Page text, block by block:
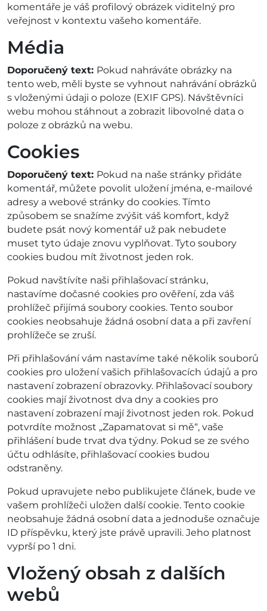
komentáře je váš profilový obrázek viditelný pro
veřejnost v kontextu vašeho komentáře.
Média
Doporučený text: Pokud nahráváte obrázky na
tento web, měli byste se vyhnout nahrávání obrázků
s vloženými údaji o poloze (EXIF GPS). Návštěvníci
webu mohou stáhnout a zobrazit libovolné data o
poloze z obrázků na webu.
Cookies
Doporučený text: Pokud na naše stránky přidáte
komentář, můžete povolit uložení jména, e-mailové
adresy a webové stránky do cookies. Tímto
způsobem se snažíme zvýšit váš komfort, když
budete psát nový komentář už pak nebudete
muset tyto údaje znovu vyplňovat. Tyto soubory
cookies budou mít životnost jeden rok.
Pokud navštívíte naši přihlašovací stránku,
nastavíme dočasné cookies pro ověření, zda váš
prohlížeč přijímá soubory cookies. Tento soubor
cookies neobsahuje žádná osobní data a při zavření
prohlížeče se zruší.
Při přihlašování vám nastavíme také několik souborů
cookies pro uložení vašich přihlašovacích údajů a pro
nastavení zobrazení obrazovky. Přihlašovací soubory
cookies mají životnost dva dny a cookies pro
nastavení zobrazení mají životnost jeden rok. Pokud
potvrdíte možnost „Zapamatovat si mě“, vaše
přihlášení bude trvat dva týdny. Pokud se ze svého
účtu odhlásíte, přihlašovací cookies budou
odstraněny.
Pokud upravujete nebo publikujete článek, bude ve
vašem prohlížeči uložen další cookie. Tento cookie
neobsahuje žádná osobní data a jednoduše označuje
ID příspěvku, který jste právě upravili. Jeho platnost
vyprší po 1 dni.
Vložený obsah z dalších
webů